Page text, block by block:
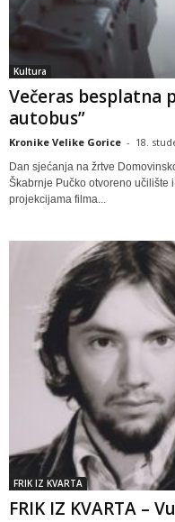
Kultura
Večeras besplatna
autobus”
Kronike Velike Gorice - 18.
Dan sjećanja na žrtve
Škabrnje Pučko otvoreno učilište
projekcijama filma...
FRIK IZ KVARTA
FRIK IZ KVARTA –